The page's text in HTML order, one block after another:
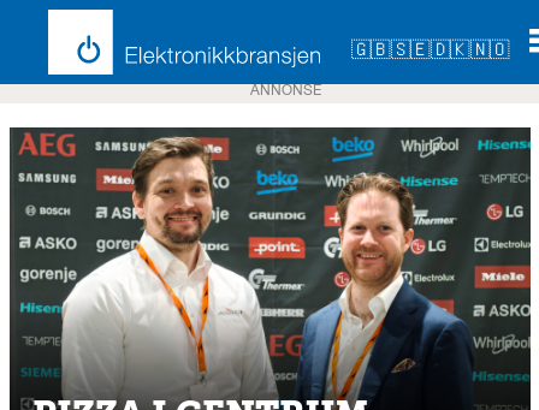
🇬🇧🇸🇪🇩🇰🇳🇴
ANNONSE